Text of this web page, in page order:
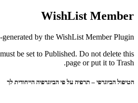
WishList Member
by the WishList Member Plugin.
be set to Published. Do not delete this
page or put it to Trash.
הטיפול הביוגרפי – תרפיה על פי הביוגרפיה הייחודית לך